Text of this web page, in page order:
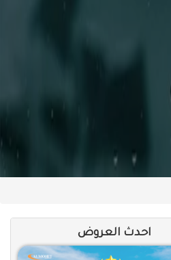
احدث العروض